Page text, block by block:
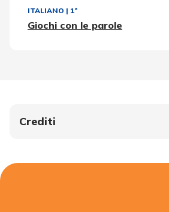
ITALIANO | 1ª
Giochi con le parole
Crediti